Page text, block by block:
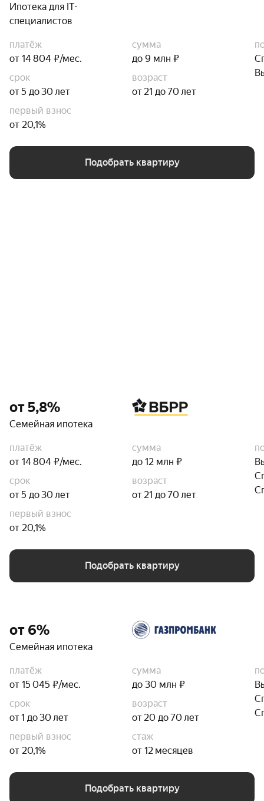
Ипотека для IT-
специалистов
платёж
от 14 804 ₽/мес.
сумма
до 9 млн ₽
срок
от 5 до 30 лет
возраст
от 21 до 70 лет
первый взнос
от 20,1%
Подобрать квартиру
от 5,8%
Семейная ипотека
платёж
от 14 804 ₽/мес.
сумма
до 12 млн ₽
срок
от 5 до 30 лет
возраст
от 21 до 70 лет
первый взнос
от 20,1%
Подобрать квартиру
от 6%
Семейная ипотека
платёж
от 15 045 ₽/мес.
сумма
до 30 млн ₽
срок
от 1 до 30 лет
возраст
от 20 до 70 лет
первый взнос
от 20,1%
стаж
от 12 месяцев
Подобрать квартиру